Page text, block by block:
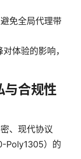
免全局代理带
体验的影响，
与合规性
、现代协议
Poly1305）的